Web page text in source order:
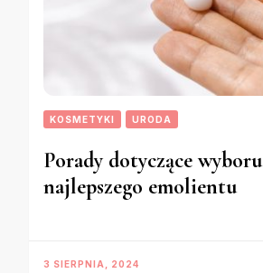
KOSMETYKI URODA
Porady dotyczące wyboru
najlepszego emolientu
3 SIERPNIA, 2024